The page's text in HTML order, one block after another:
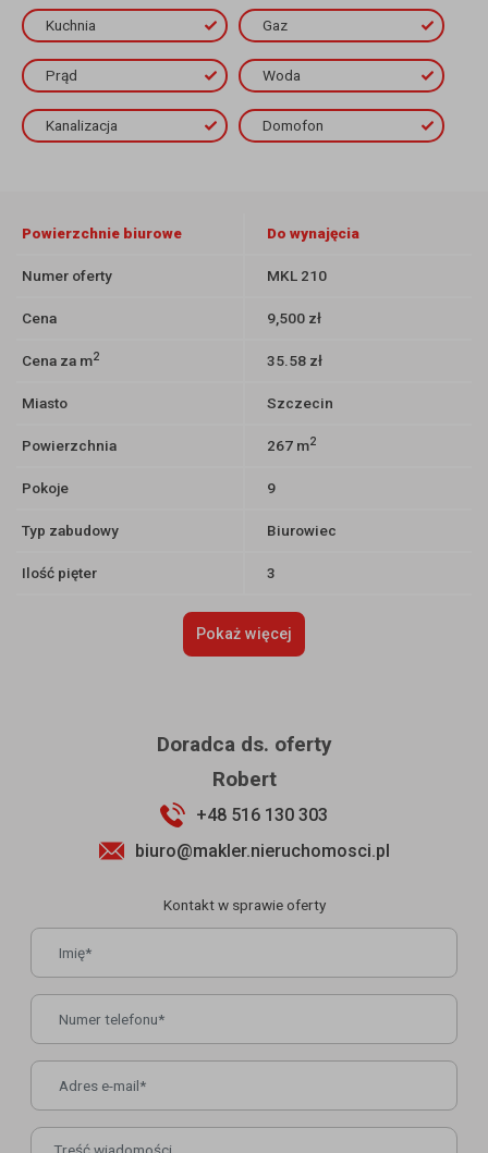
Kuchnia Gaz
Prąd Woda
Kanalizacja Domofon
Powierzchnie biurowe Do wynajęcia
Numer oferty MKL 210
Cena 9,500 zł
Cena za m2 35.58 zł
Miasto Szczecin
Powierzchnia 267 m2
Pokoje 9
Typ zabudowy Biurowiec
Ilość pięter 3
Pokaż więcej
Doradca ds. oferty
Robert
+48 516 130 303
biuro@makler.nieruchomosci.pl
Kontakt w sprawie oferty